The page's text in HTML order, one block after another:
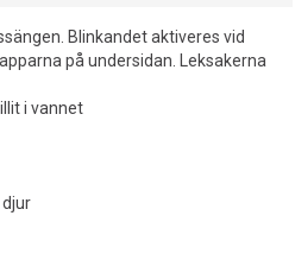
Blinkandet aktiveres vid
på undersidan. Leksakerna
i vannet